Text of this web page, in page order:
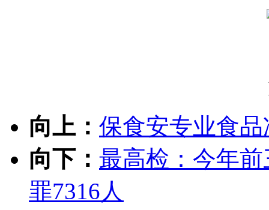
向上： 保食安专业食
向下： 最高检：今年
罪7316人